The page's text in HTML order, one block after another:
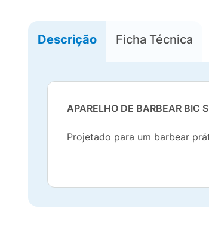
Descrição Ficha Técnica
APARELHO DE BARBEAR BIC
Projetado para um barbear